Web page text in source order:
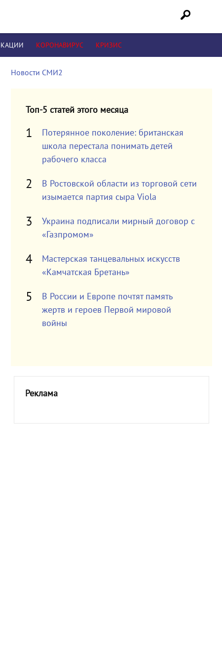
КОРОНАВИРУС КРИЗИС
Новости СМИ2
Топ-5 статей этого месяца
Потерянное поколение: британская
школа перестала понимать детей
рабочего класса
В Ростовской области из торговой сети
изымается партия сыра Viola
Украина подписали мирный договор с
«Газпромом»
Мастерская танцевальных искусств
«Камчатская Бретань»
В России и Европе почтят память
жертв и героев Первой мировой
войны
Реклама